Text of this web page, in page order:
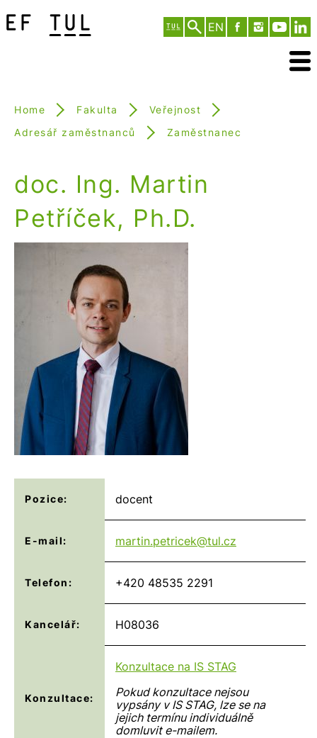
EN
Home Fakulta
Veřejnost
Adresář zaměstnanců
Zaměstnanec
doc. Ing. Martin
Petříček, Ph.D.
Pozice: docent
E-mail: martin.petricek@tul.cz
Telefon: +420 48535 2291
Kancelář: H08036
Konzultace:
Konzultace na IS STAG
Pokud konzultace nejsou
vypsány v IS STAG, lze se na
jejich termínu individuálně
domluvit e-mailem.